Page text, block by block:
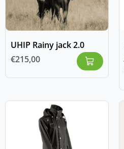
UHIP Rainy jack 2.0
€215,00